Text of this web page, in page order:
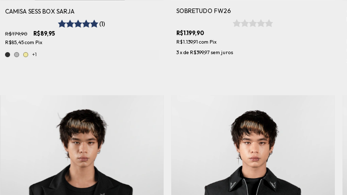
CAMISA SESS BOX SARJA
(1)
R$179,90 R$89,95
R$85,45com Pix
+1
SOBRETUDO FW26
R$1.199,90
R$1.139,91 com Pix
3x de R$399,97 sem juros